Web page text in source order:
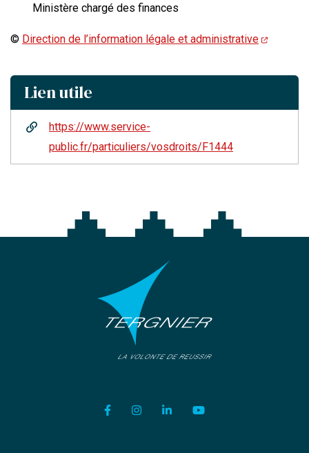
Ministère chargé des finances
© Direction de l’information légale et administrative
Lien utile
https://www.service-
public.fr/particuliers/vosdroits/F1444
Lien vers le compte Facebook
Lien vers le compte Instagram
Lien vers le compte
Lien vers la chaîne